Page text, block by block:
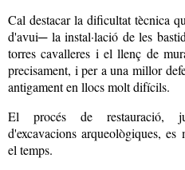
Cal destacar la dificultat tècnica
d'avui─ la instal·lació de les
torres cavalleres i el llenç de
precisament, i per a una millor
antigament en llocs molt difícils.
El procés de restauració,
d'excavacions arqueològiques,
el temps.